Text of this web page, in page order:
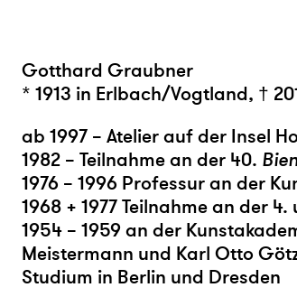
Gotthard Graubner
* 1913 in Erlbach/Vogtland, †
ab 1997 – Atelier auf der Insel
1982 – Teilnahme an der 40.
1976 – 1996 Professur an der
1968 + 1977 Teilnahme an der 4.
1954 – 1959 an der
Meistermann und Karl Otto
Studium in Berlin und Dresden